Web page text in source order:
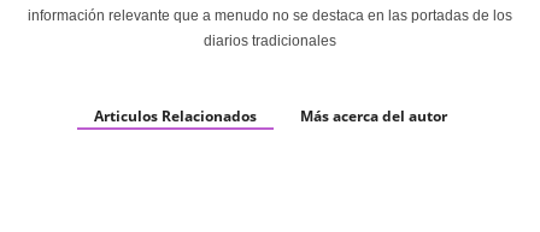
información relevante que a menudo no se destaca en las portadas de los
diarios tradicionales
Articulos Relacionados Más acerca del autor